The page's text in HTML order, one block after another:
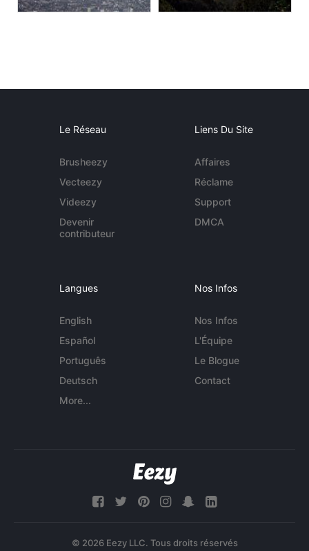
Le Réseau
Brusheezy
Vecteezy
Videezy
Devenir
contributeur
Liens Du Site
Affaires
Réclame
Support
DMCA
Langues
English
Español
Português
Deutsch
More...
Nos Infos
Nos Infos
L'Équipe
Le Blogue
Contact
© 2026 Eezy LLC. Tous droits réservés